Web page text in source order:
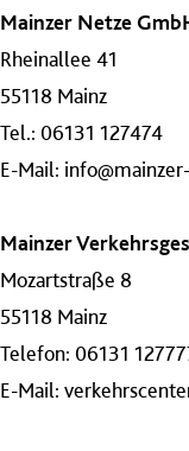
Mainzer Netze
Rheinallee 41
55118 Mainz
Tel.: 06131 127474
E-Mail:
Mainzer
Mozartstraße 8
55118 Mainz
Telefon: 06131
E-Mail: